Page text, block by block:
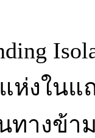
งในแ
นทางข้